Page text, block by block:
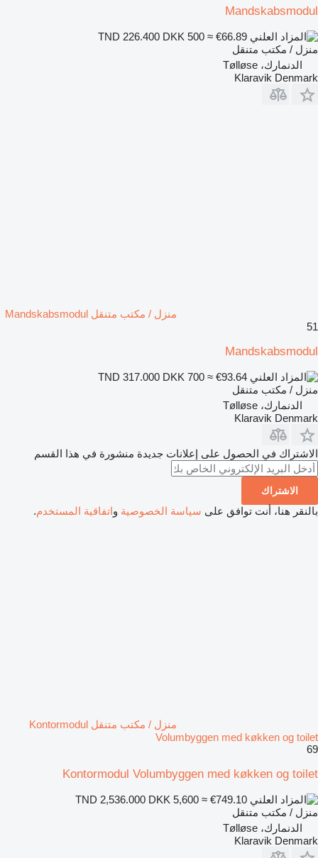
Mandskabsmodul
DKK 500 ≈ €66.89
منزل / مكتب متنقل
الدنمارك، Tølløse
Klaravik Denmark
منزل / مكتب متنقل Mandskabsmodul
51
Mandskabsmodul
DKK 700 ≈ €93.64
منزل / مكتب متنقل
الدنمارك، Tølløse
Klaravik Denmark
الاشتراك في الحصول على إعلانات جديدة منشورة في هذا القسم
الاشتراك
بالنقر هنا، أنت توافق على سياسة الخصوصية واتفاقية المستخدم.
منزل / مكتب متنقل Kontormodul
Volumbyggen med køkken og toilet
69
Kontormodul Volumbyggen med køkken og toilet
DKK 5,600 ≈ €749.10
منزل / مكتب متنقل
الدنمارك، Tølløse
Klaravik Denmark